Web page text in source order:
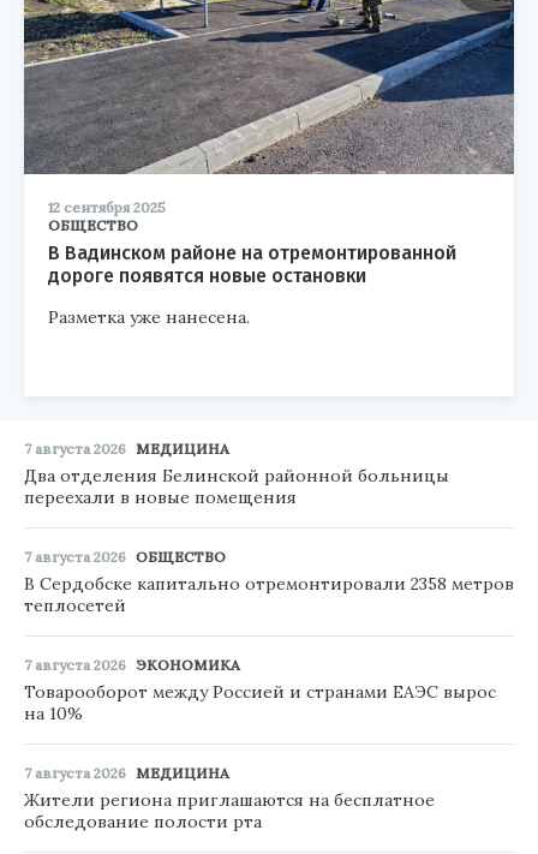
12 сентября 2025
ОБЩЕСТВО
В Вадинском районе на отремонтированной
дороге появятся новые остановки
Разметка уже нанесена.
7 августа 2026 МЕДИЦИНА
Два отделения Белинской районной больницы
переехали в новые помещения
7 августа 2026 ОБЩЕСТВО
В Сердобске капитально отремонтировали 2358 метров
теплосетей
7 августа 2026 ЭКОНОМИКА
Товарооборот между Россией и странами ЕАЭС вырос
на 10%
7 августа 2026 МЕДИЦИНА
Жители региона приглашаются на бесплатное
обследование полости рта